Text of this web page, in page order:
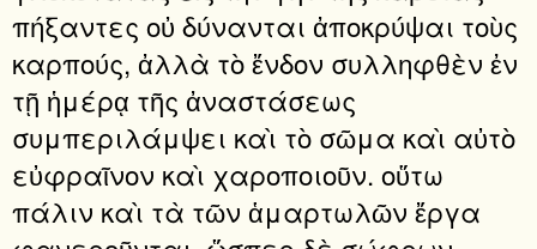
πήξαντες οὐ δύνανται ἀποκρύψαι τοὺς
καρπούς, ἀλλὰ τὸ ἔνδον συλληφθὲν ἐν
τῇ ἡμέρᾳ τῆς ἀναστάσεως
συμπεριλάμψει καὶ τὸ σῶμα καὶ αὐτὸ
εὐφραῖνον καὶ χαροποιοῦν. οὕτω
πάλιν καὶ τὰ τῶν ἁμαρτωλῶν ἔργα